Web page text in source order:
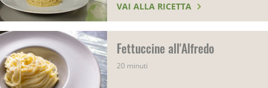
VAI ALLA RICETTA
Fettuccine all'Alfredo
20 minuti